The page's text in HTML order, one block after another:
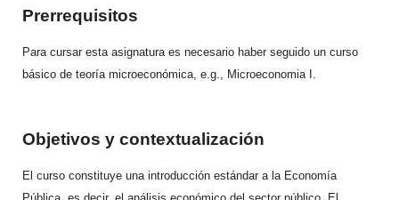
Prerrequisitos
Para cursar esta asignatura es necesario haber seguido un curso
básico de teoría microeconómica, e.g., Microeconomia I.
Objetivos y contextualización
El curso constituye una introducción estándar a la Economía